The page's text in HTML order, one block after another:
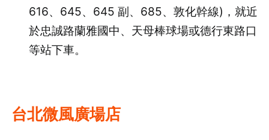
616、645、645 副、685、敦化幹線)，就近
於忠誠路蘭雅國中、天母棒球場或德行東路口
等站下車。
台北微風廣場店